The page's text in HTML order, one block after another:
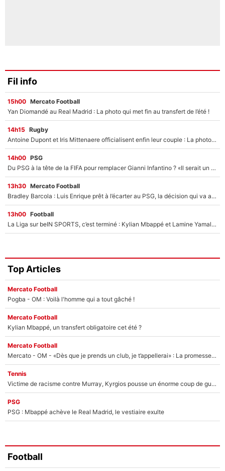
Fil info
15h00 Mercato Football
Yan Diomandé au Real Madrid : La photo qui met fin au transfert de l’été !
14h15 Rugby
Antoine Dupont et Iris Mittenaere officialisent enfin leur couple : La photo qui enflamme les réseaux sociaux
14h00 PSG
Du PSG à la tête de la FIFA pour remplacer Gianni Infantino ? «Il serait un mauvais président», le patron de la Liga s'attaque à Nasser Al-Khelaïfi !
13h30 Mercato Football
Bradley Barcola : Luis Enrique prêt à l’écarter au PSG, la décision qui va accélérer son transfert à Liverpool ?
13h00 Football
La Liga sur beIN SPORTS, c’est terminé : Kylian Mbappé et Lamine Yamal changent de chaîne, «le moment était venu d'ouvrir un nouveau chapitre»
Top Articles
Mercato Football
Pogba - OM : Voilà l'homme qui a tout gâché !
Mercato Football
Kylian Mbappé, un transfert obligatoire cet été ?
Mercato Football
Mercato - OM - «Dès que je prends un club, je t’appellerai» : La promesse de Marcelino au moment de claquer la porte
Tennis
Victime de racisme contre Murray, Kyrgios pousse un énorme coup de gueule !
PSG
PSG : Mbappé achève le Real Madrid, le vestiaire exulte
Football